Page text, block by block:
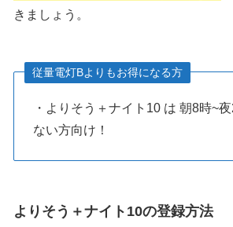
きましょう。
従量電灯Bよりもお得になる方
・よりそう＋ナイト10 は 朝8時~
ない方向け！
よりそう＋ナイト10の登録方法